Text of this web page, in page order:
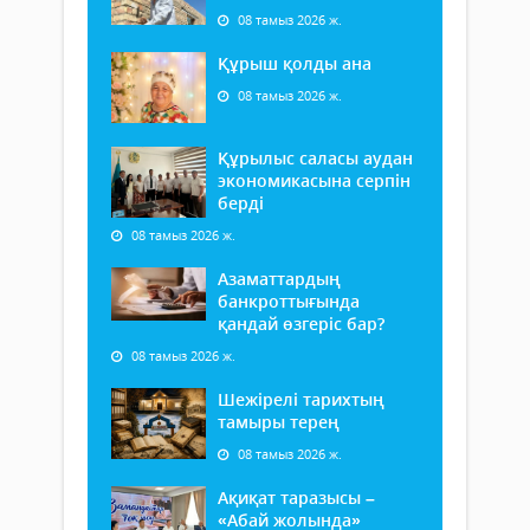
08 тамыз 2026 ж.
Құрыш қолды ана
08 тамыз 2026 ж.
Құрылыс саласы аудан
экономикасына серпін
берді
08 тамыз 2026 ж.
Азаматтардың
банкроттығында
қандай өзгеріс бар?
08 тамыз 2026 ж.
Шежірелі тарихтың
тамыры терең
08 тамыз 2026 ж.
Ақиқат таразысы –
«Абай жолында»